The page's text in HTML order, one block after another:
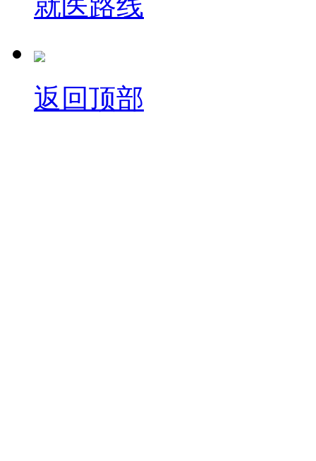
返回顶部